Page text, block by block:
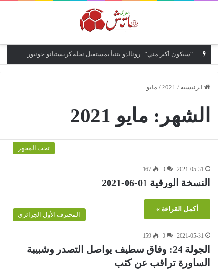
“سيكون أكبر مني”.. رونالدو يتنبأ بمستقبل نجله كريستيانو جونيور
الرئيسية /
2021
/ مايو
الشهر: مايو 2021
تحت المجهر
2021-05-31
0
167
النسخة الورقية 01-06-2021
أكمل القراءة »
المحترف الأول الجزائري
2021-05-31
0
159
الجولة 24: وفاق سطيف يواصل التصدر وشبيبة
الساورة تراقب عن كثب